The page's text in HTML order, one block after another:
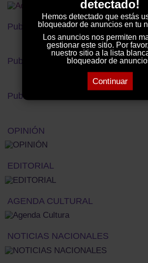
detectado!
Hemos detectado que estás
bloqueador de anuncios en tu
Los anuncios nos permiten
gestionar este sitio. Por
nuestro sitio a la lista
bloqueador de
Continuar
Publicidad
Publicidad
Publicidad
OPINIÓN
EDITORIAL
AGENDA CULTURAL
NOTICIAS NACIONALES